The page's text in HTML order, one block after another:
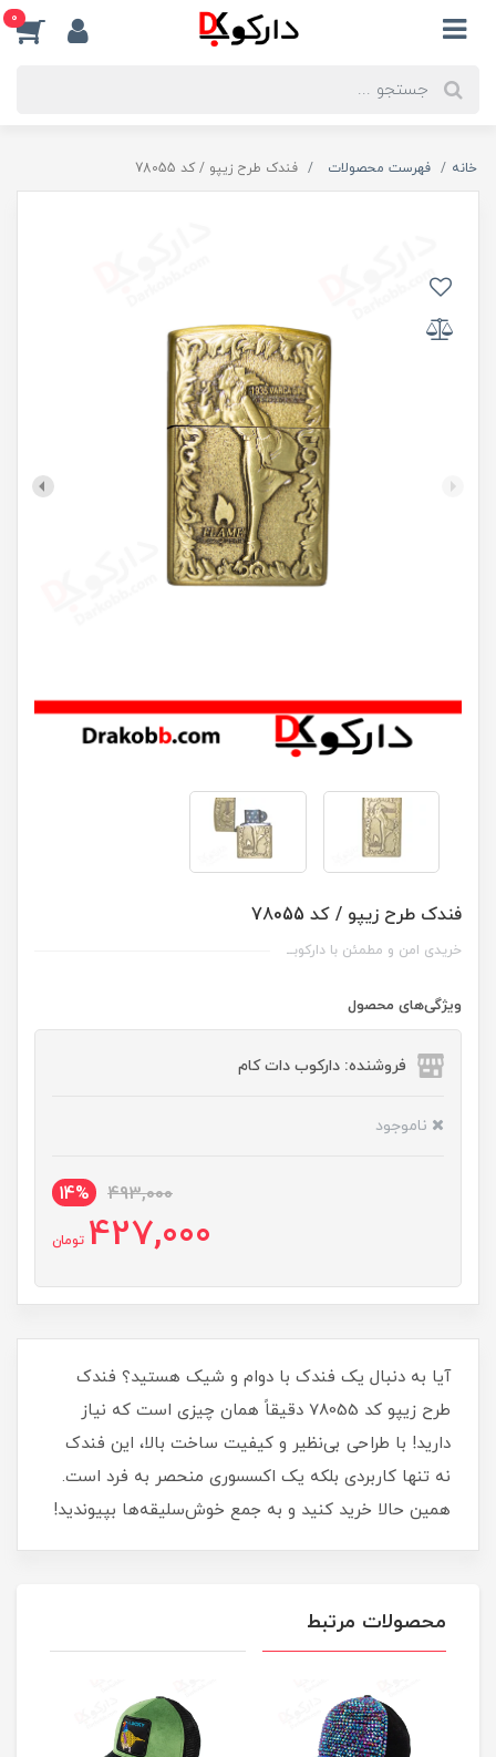
0
خانه فهرست محصولات فندک طرح زیپو / کد 78055
فندک طرح زیپو / کد 78055
خریدی امن و مطمئن با دارکوبــ
ویژگی‌های محصول
فروشنده: دارکوب دات کام
ناموجود
493,000
14%
427,000 تومان
آیا به دنبال یک فندک با دوام و شیک هستید؟ فندک
طرح زیپو کد 78055 دقیقاً همان چیزی است که نیاز
دارید! با طراحی بی‌نظیر و کیفیت ساخت بالا، این فندک
نه تنها کاربردی بلکه یک اکسسوری منحصر به فرد است.
همین حالا خرید کنید و به جمع خوش‌سلیقه‌ها بپیوندید!
محصولات مرتبط